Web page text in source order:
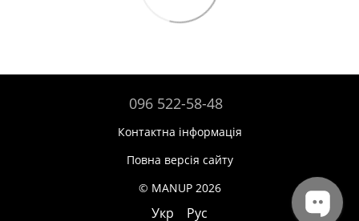
096 522-58-48
Контактна інформація
Повна версія сайту
© MANUP 2026
Укр Рус